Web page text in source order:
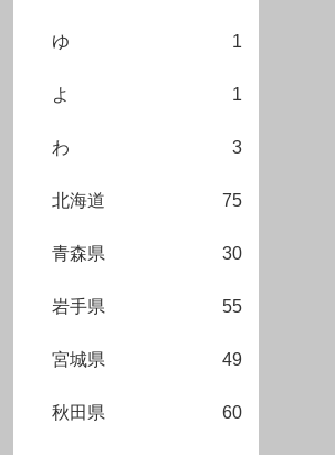
ゆ 1
よ 1
わ 3
北海道 75
青森県 30
岩手県 55
宮城県 49
秋田県 60